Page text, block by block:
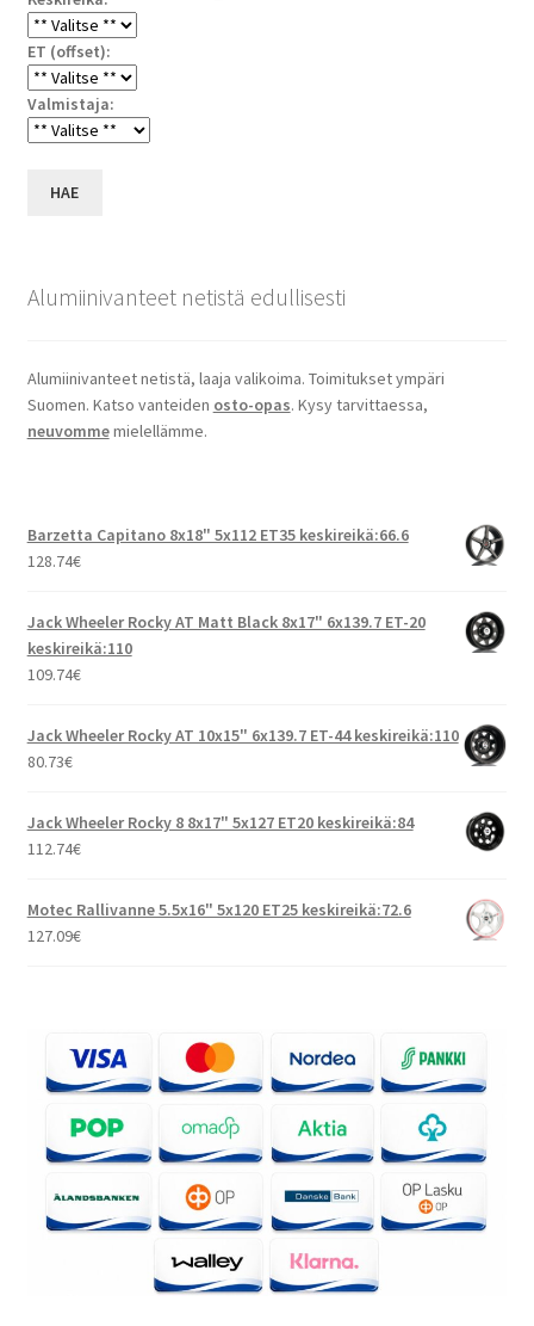
ET (offset):
Valmistaja:
HAE
Alumiinivanteet netistä edullisesti
Alumiinivanteet netistä, laaja valikoima. Toimitukset ympäri
Suomen. Katso vanteiden osto-opas. Kysy tarvittaessa,
neuvommemielellämme.
Barzetta Capitano 8x18" 5x112 ET35 keskireikä:66.6
128.74€
Jack Wheeler Rocky AT Matt Black 8x17" 6x139.7 ET-20
keskireikä:110
109.74€
Jack Wheeler Rocky AT 10x15" 6x139.7 ET-44 keskireikä:110
80.73€
Jack Wheeler Rocky 8 8x17" 5x127 ET20 keskireikä:84
112.74€
Motec Rallivanne 5.5x16" 5x120 ET25 keskireikä:72.6
127.09€